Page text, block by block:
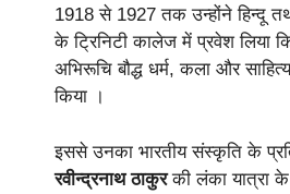
1918 से 1927 तक उन्होंने हिन्दू
के ट्रिनिटी कालेज में प्रवेश लिया
अभिरूचि बौद्ध धर्म, कला और
किया ।
इससे उनका भारतीय संस्कृति के
रवीन्द्रनाथ ठाकुरकी लंका यात्रा